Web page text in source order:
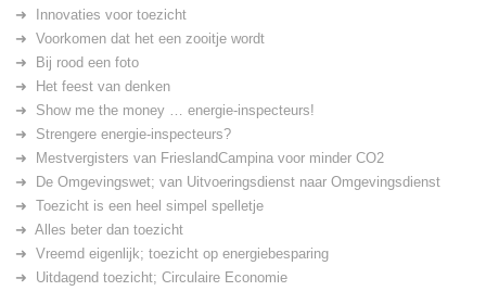
Innovaties voor toezicht
Voorkomen dat het een zooitje wordt
Bij rood een foto
Het feest van denken
Show me the money … energie-inspecteurs!
Strengere energie-inspecteurs?
Mestvergisters van FrieslandCampina voor minder CO2
De Omgevingswet; van Uitvoeringsdienst naar Omgevingsdienst
Toezicht is een heel simpel spelletje
Alles beter dan toezicht
Vreemd eigenlijk; toezicht op energiebesparing
Uitdagend toezicht; Circulaire Economie